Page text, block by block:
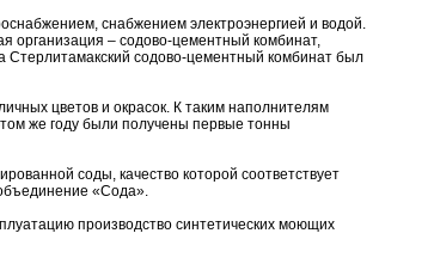
снабжением электроэнергией и водой.
организация – содово-цементный комбинат,
содово-цементный комбинат был
цветов и окрасок. К таким наполнителям
же году были получены первые тонны
соды, качество которой соответствует
«Сода».
производство синтетических моющих